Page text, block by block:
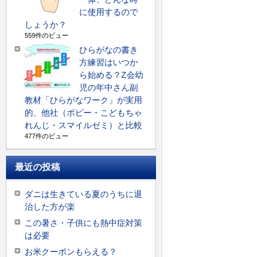
に使用するので
しょうか？
559件のビュー
ひらがなの書き
方練習はいつか
ら始める？Z会幼
児の年中さん副
教材「ひらがなワーク」が実用
的、他社（ポピー・こどもちゃ
れんじ・スマイルゼミ）と比較
477件のビュー
最近の投稿
ダニは生きている夏のうちに退
治した方が楽
この暑さ・子供にも熱中症対策
は必要
お米クーポンもらえる？